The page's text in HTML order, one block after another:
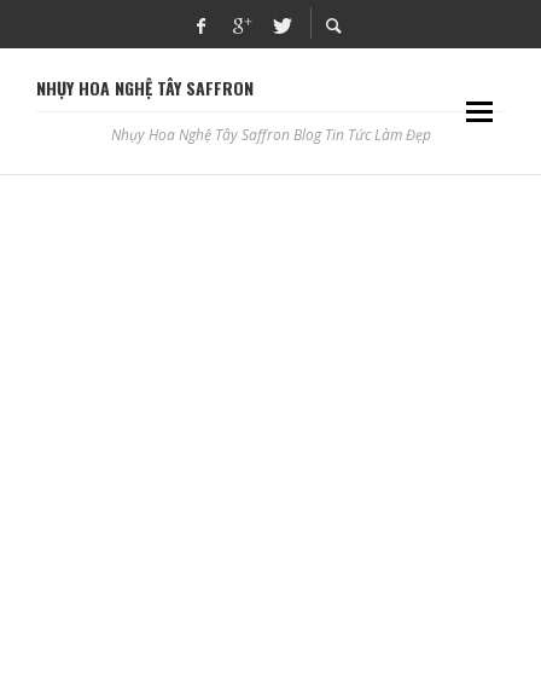
NHỤY HOA NGHỆ TÂY SAFFRON
Nhụy Hoa Nghệ Tây Saffron Blog Tin Tức Làm Đẹp